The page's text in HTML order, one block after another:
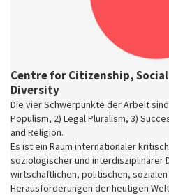
Centre for Citizenship,
Diversity
Die vier Schwerpunkte der Arbeit
Populism, 2) Legal Pluralism, 3)
and Religion.
Es ist ein Raum internationaler
soziologischer und interdisziplinärer
wirtschaftlichen, politischen,
Herausforderungen der heutigen